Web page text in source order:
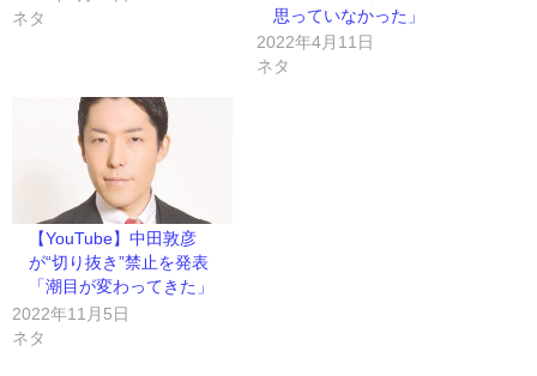
ネタ
思っていなかった」
2022年4月11日
ネタ
【YouTube】中田敦彦
が“切り抜き”禁止を発表
「潮目が変わってきた」
2022年11月5日
ネタ